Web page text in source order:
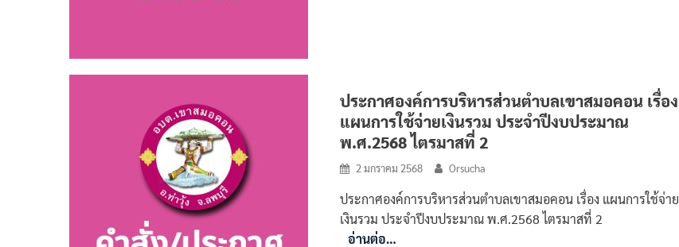
ประกาศองค์การบริหารส่วนตำบลเขาสมอคอน เรื่อง
แผนการใช้จ่ายเงินรวม ประจำปีงบประมาณ
พ.ศ.2568 ไตรมาสที่ 2
2 มกราคม 2568 Orsucha
ประกาศองค์การบริหารส่วนตำบลเขาสมอคอน เรื่อง แผนการใช้จ่าย
เงินรวม ประจำปีงบประมาณ พ.ศ.2568 ไตรมาสที่ 2
อ่านต่อ…